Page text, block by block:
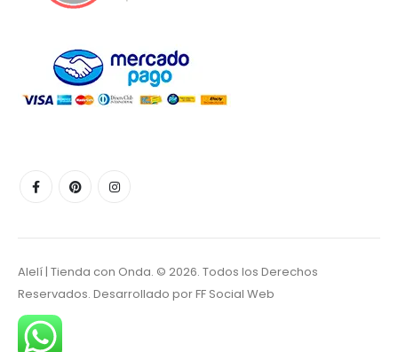
Alelí | Tienda con Onda. © 2026. Todos los Derechos
Reservados. Desarrollado porFF Social Web